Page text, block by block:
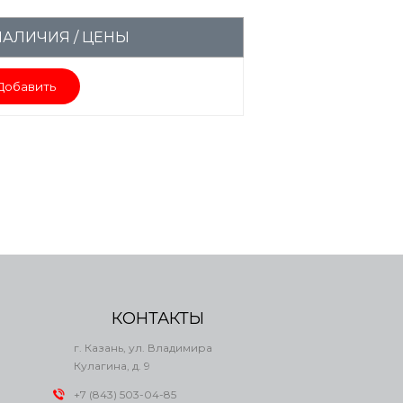
/ ЦЕНЫ
КОНТАКТЫ
г. Казань, ул. Владимира
Кулагина, д. 9
+7 (843) 503-04-85